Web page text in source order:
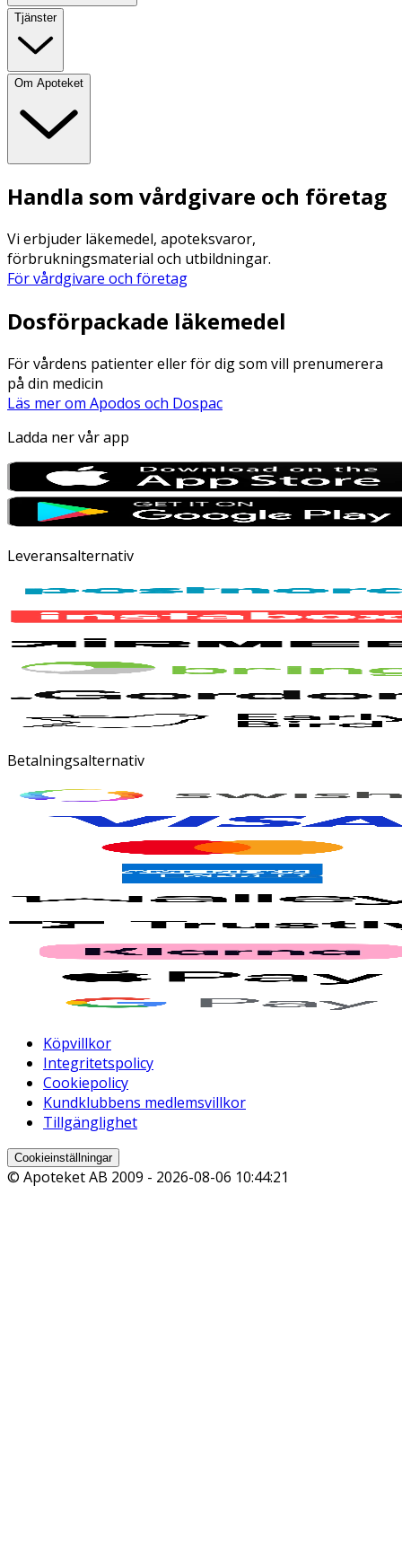
Tjänster
Om Apoteket
Handla som vårdgivare och företag
Vi erbjuder läkemedel, apoteksvaror,
förbrukningsmaterial och utbildningar.
För vårdgivare och företag
Dosförpackade läkemedel
För vårdens patienter eller för dig som vill prenumerera
på din medicin
Läs mer om Apodos och Dospac
Ladda ner vår app
Leveransalternativ
Betalningsalternativ
Köpvillkor
Integritetspolicy
Cookiepolicy
Kundklubbens medlemsvillkor
Tillgänglighet
Cookieinställningar
© Apoteket AB 2009 - 2026-08-06 10:44:21